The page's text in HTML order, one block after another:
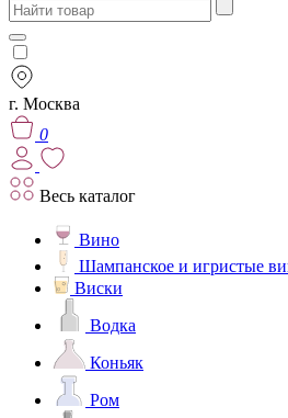
г. Москва
0
Весь каталог
Вино
Шампанское и игристые
Виски
Водка
Коньяк
Ром